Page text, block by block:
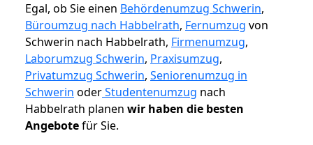
Egal, ob Sie einen Behördenumzug Schwerin,
Büroumzug nach Habbelrath, Fernumzug von
Schwerin nach Habbelrath, Firmenumzug,
Laborumzug Schwerin, Praxisumzug,
Privatumzug Schwerin, Seniorenumzug in
Schwerin oderStudentenumzug nach
Habbelrath planen wir haben die besten
Angebotefür Sie.